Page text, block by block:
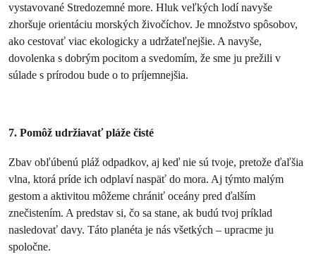
vystavované Stredozemné more. Hluk veľkých lodí navyše
zhoršuje orientáciu morských živočíchov. Je množstvo spôsobov,
ako cestovať viac ekologicky a udržateľnejšie. A navyše,
dovolenka s dobrým pocitom a svedomím, že sme ju prežili v
súlade s prírodou bude o to príjemnejšia.
7. Pomôž udržiavať pláže čisté
Zbav obľúbenú pláž odpadkov, aj keď nie sú tvoje, pretože ďaľšia
vlna, ktorá príde ich odplaví naspäť do mora. Aj týmto malým
gestom a aktivitou môžeme chrániť oceány pred ďalším
znečistením. A predstav si, čo sa stane, ak budú tvoj príklad
nasledovať davy. Táto planéta je nás všetkých – upracme ju
spoločne.